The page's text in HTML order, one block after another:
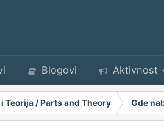
Blogovi Aktivnost
Teorija / Parts and Theory Gde